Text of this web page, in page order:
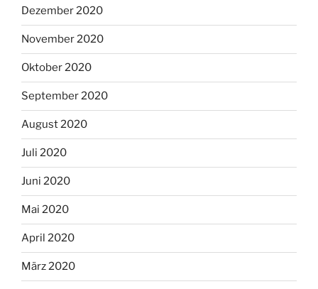
Dezember 2020
November 2020
Oktober 2020
September 2020
August 2020
Juli 2020
Juni 2020
Mai 2020
April 2020
März 2020